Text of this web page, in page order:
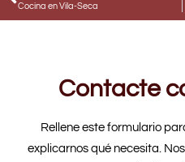
Cocina en Vila-Seca
Contacte
Rellene este formulario
explicarnos qué necesita.